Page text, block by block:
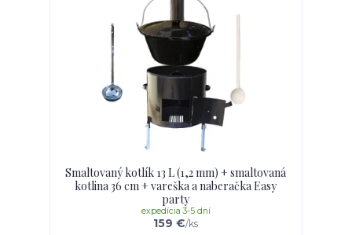
Smaltovaný kotlík 13 L (1,2 mm) + smaltovaná
kotlina 36 cm + vareška a naberačka Easy
party
159 €/ks
expedícia 3-5 dní